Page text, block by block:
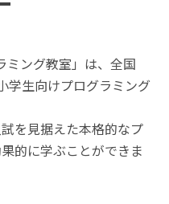
ミング教室」は、全国
学生向けプログラミング
を見据えた本格的なプ
的に学ぶことができま